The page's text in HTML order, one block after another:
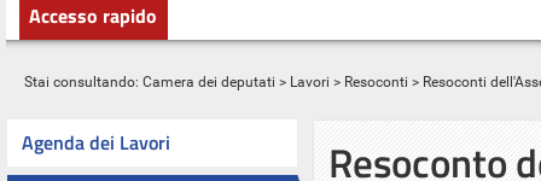
Accesso rapido
Stai consultando: Camera dei deputati > Lavori > Resoconti > Resoconti
Agenda dei Lavori
Resoconto